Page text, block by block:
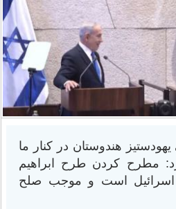
هندوستان در کنار ما
مطرح کردن طرح ابراهیم
اسرائیل است و موجب صلح